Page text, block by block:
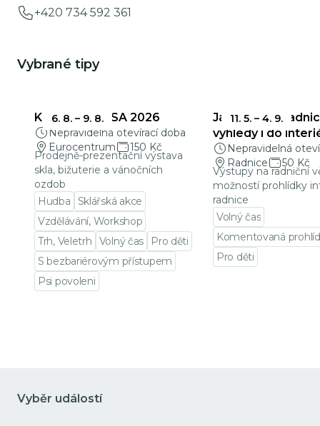
+420 734 592 361
Vybrané tipy
6. 8. – 9. 8.
KŘEHKÁ KRÁSA 2026
Nepravidelná otevírací doba
Eurocentrum
150 Kč
Prodejně-prezentační výstava
skla, bižuterie a vánočních
ozdob
Hudba
Sklářská akce
Vzdělávání, Workshop
Trh, Veletrh
Volný čas
Pro děti
S bezbariérovým přístupem
Psi povoleni
11. 5. – 4. 9.
Jablonecká
výhledy i do
Nepravidelná
Radnice
50 Kč
Výstupy na radniční
možností prohlídky
radnice
Volný čas
Komentovaná
Pro děti
Vyběr událostí